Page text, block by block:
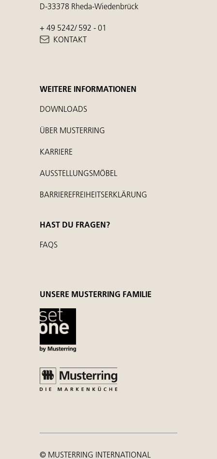
D-33378 Rheda-Wiedenbrück
+ 49 5242/ 592 - 01
KONTAKT
WEITERE INFORMATIONEN
DOWNLOADS
ÜBER MUSTERRING
KARRIERE
AUSSTELLUNGSMÖBEL
BARRIEREFREIHEITSERKLÄRUNG
HAST DU FRAGEN?
FAQS
UNSERE MUSTERRING FAMILIE
© MUSTERRING INTERNATIONAL